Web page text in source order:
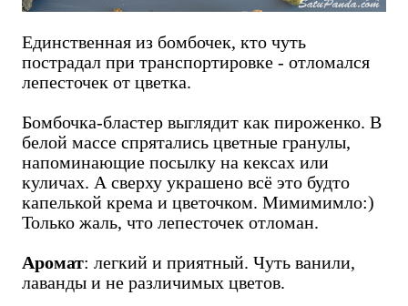
Единственная из бомбочек, кто чуть
пострадал при транспортировке - отломался
лепесточек от цветка.
Бомбочка-бластер выглядит как пироженко. В
белой массе спрятались цветные гранулы,
напоминающие посылку на кексах или
куличах. А сверху украшено всё это будто
капелькой крема и цветочком. Мимимимло:)
Только жаль, что лепесточек отломан.
Аромат: легкий и приятный. Чуть ванили,
лаванды и не различимых цветов.